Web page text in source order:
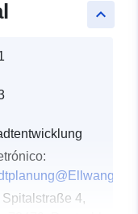
keyboard_arrow_up
Spitalstraße 4,